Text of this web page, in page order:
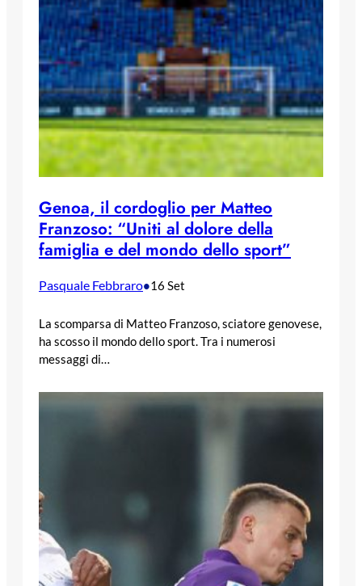
Genoa, il cordoglio per Matteo
Franzoso: “Uniti al dolore della
famiglia e del mondo dello sport”
Pasquale Febbraro•16 Set
La scomparsa di Matteo Franzoso, sciatore genovese,
ha scosso il mondo dello sport. Tra i numerosi
messaggi di…